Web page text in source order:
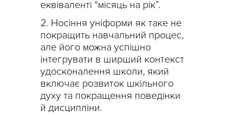
еквіваленті “місяць на рік”.
Носіння уніформи як таке не
покращить навчальний процес,
але його можна успішно
інтегрувати в ширший контекст
удосконалення школи, який
включає розвиток шкільного
духу та покращення поведінки
й дисципліни.